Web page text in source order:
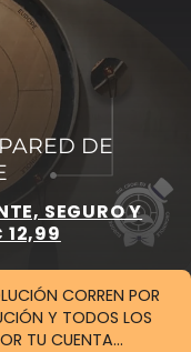
DE
SEGURO Y
12,99
CORREN POR
Y TODOS LOS
TU CUENTA...